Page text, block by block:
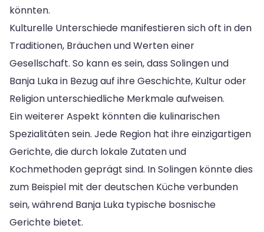
könnten.
Kulturelle Unterschiede manifestieren sich oft in den
Traditionen, Bräuchen und Werten einer
Gesellschaft. So kann es sein, dass Solingen und
Banja Luka in Bezug auf ihre Geschichte, Kultur oder
Religion unterschiedliche Merkmale aufweisen.
Ein weiterer Aspekt könnten die kulinarischen
Spezialitäten sein. Jede Region hat ihre einzigartigen
Gerichte, die durch lokale Zutaten und
Kochmethoden geprägt sind. In Solingen könnte dies
zum Beispiel mit der deutschen Küche verbunden
sein, während Banja Luka typische bosnische
Gerichte bietet.